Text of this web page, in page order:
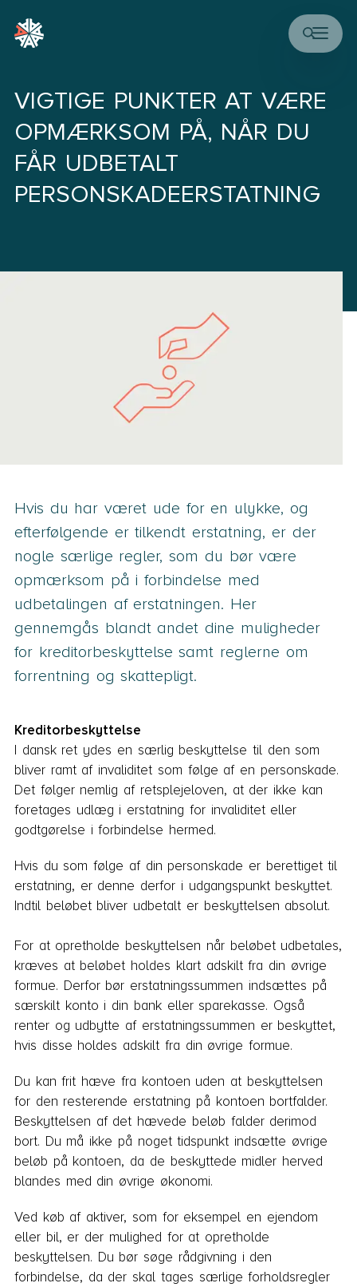
VIGTIGE PUNKTER AT VÆRE
OPMÆRKSOM PÅ, NÅR DU
FÅR UDBETALT
PERSONSKADEERSTATNING
Hvis du har været ude for en ulykke, og
efterfølgende er tilkendt erstatning, er der
nogle særlige regler, som du bør være
opmærksom på i forbindelse med
udbetalingen af erstatningen. Her
gennemgås blandt andet dine muligheder
for kreditorbeskyttelse samt reglerne om
forrentning og skattepligt.
Kreditorbeskyttelse
I dansk ret ydes en særlig beskyttelse til den som
bliver ramt af invaliditet som følge af en personskade.
Det følger nemlig af retsplejeloven, at der ikke kan
foretages udlæg i erstatning for invaliditet eller
godtgørelse i forbindelse hermed.
Hvis du som følge af din personskade er berettiget til
erstatning, er denne derfor i udgangspunkt beskyttet.
Indtil beløbet bliver udbetalt er beskyttelsen absolut.
For at opretholde beskyttelsen når beløbet udbetales,
kræves at beløbet holdes klart adskilt fra din øvrige
formue. Derfor bør erstatningssummen indsættes på
særskilt konto i din bank eller sparekasse. Også
renter og udbytte af erstatningssummen er beskyttet,
hvis disse holdes adskilt fra din øvrige formue.
Du kan frit hæve fra kontoen uden at beskyttelsen
for den resterende erstatning på kontoen bortfalder.
Beskyttelsen af det hævede beløb falder derimod
bort. Du må ikke på noget tidspunkt indsætte øvrige
beløb på kontoen, da de beskyttede midler herved
blandes med din øvrige økonomi.
Ved køb af aktiver, som for eksempel en ejendom
eller bil, er der mulighed for at opretholde
beskyttelsen. Du bør søge rådgivning i den
forbindelse, da der skal tages særlige forholdsregler